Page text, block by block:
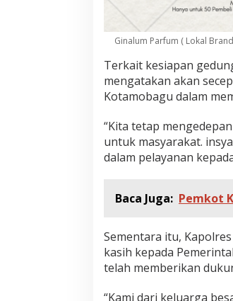
Ginalum Parfum ( Lokal
Terkait kesiapan
mengatakan akan
Kotamobagu dalam
“Kita tetap
untuk masyarakat.
dalam pelayanan
Baca Juga: Pemkot
Sementara itu,
kasih kepada
telah memberikan
“Kami dari keluarga